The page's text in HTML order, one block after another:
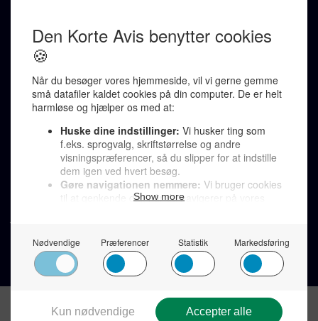
Karen Jespersen
Redaktionen kontaktes via mail til
redaktion@denkorteavis.dk
Telefonsvarer 20 30 10 96
Von Ostensgade 22, 2791 Dragør
LINKS
Tidligere aviser >
Støt Den Korte Avis >
Send et læserbrev >
Privatlivspolitik >